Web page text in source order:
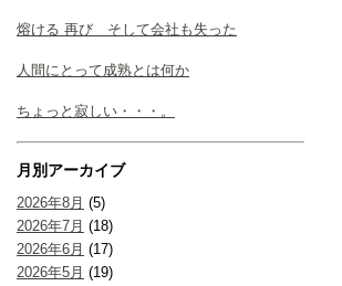
熔ける 再び そして会社も失った
人間にとって成熟とは何か
ちょっと寂しい・・・。
月別アーカイブ
2026年8月 (5)
2026年7月 (18)
2026年6月 (17)
2026年5月 (19)